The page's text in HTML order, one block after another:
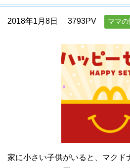
2018年1月8日 3793PV ママの
家に小さい子供がいると、マクド